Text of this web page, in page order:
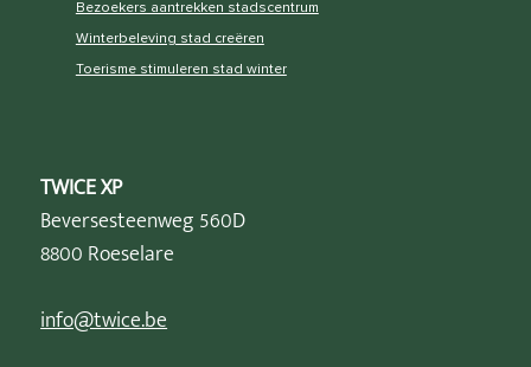
Bezoekers aantrekken stadscentrum
Winterbeleving stad creëren
Toerisme stimuleren stad winter
TWICE XP
Beversesteenweg 560D
8800 Roeselare
info@twice.be